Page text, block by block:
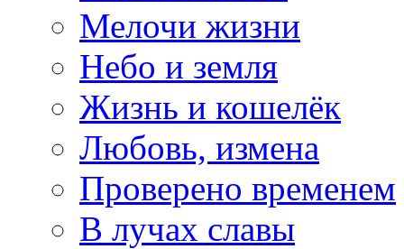
Мелочи жизни
Небо и земля
Жизнь и кошелёк
Любовь, измена
Проверено временем
В лучах славы